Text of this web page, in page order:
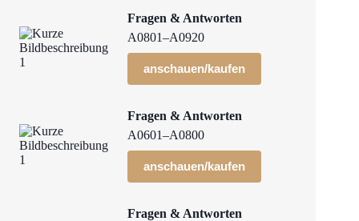
Fragen & Antworten
A0801–A0920
anschauen/kaufen
Fragen & Antworten
A0601–A0800
anschauen/kaufen
Fragen & Antworten